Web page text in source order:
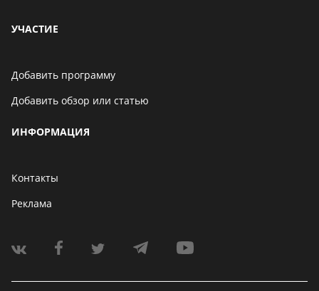
УЧАСТИЕ
Добавить программу
Добавить обзор или статью
ИНФОРМАЦИЯ
Контакты
Реклама